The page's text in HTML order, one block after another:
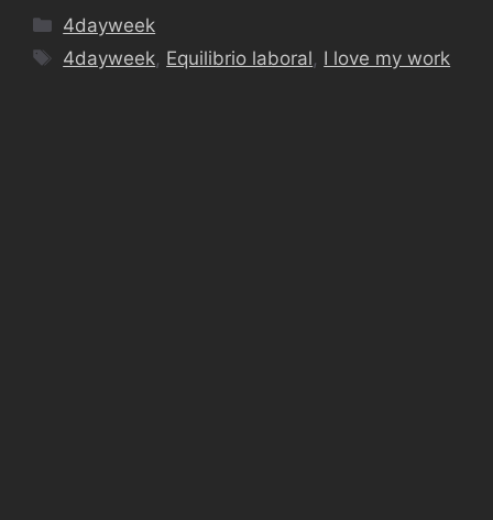
4dayweek
4dayweek, Equilibrio laboral, I love my work